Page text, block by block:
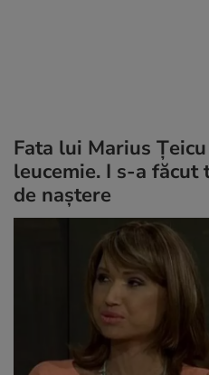
Fata lui Marius
leucemie. I s-a făcut
de naștere